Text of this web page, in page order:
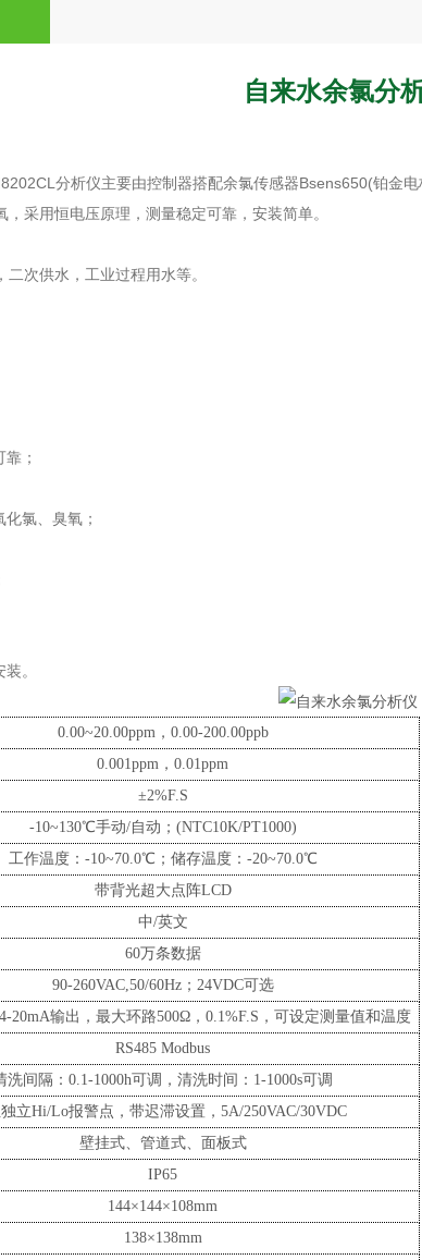
自来水余氯分
分析仪主要由控制器搭配余氯传感器Bsens650(铂金
采用恒电压原理，测量稳定可靠，安装简单。
次供水，工业过程用水等。
；
氯、臭氧；
。
0.00~20.00ppm，0.00-200.00ppb
0.001ppm，0.01ppm
±2%F.S
-10~130℃手动/自动；(NTC10K/PT1000)
工作温度：-10~70.0℃；储存温度：-20~70.0℃
带背光超大点阵LCD
中/英文
60万条数据
90-260VAC,50/60Hz；24VDC可选
20mA输出，最大环路500Ω，0.1%F.S，可设定测量值和温度
RS485 Modbus
洗间隔：0.1-1000h可调，清洗时间：1-1000s可调
立Hi/Lo报警点，带迟滞设置，5A/250VAC/30VDC
壁挂式、管道式、面板式
IP65
144×144×108mm
138×138mm